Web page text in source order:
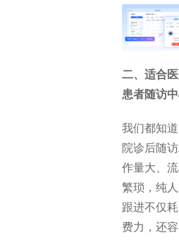
二、适合
患者随访
我们都知
院诊后随
作量大、
繁琐，纯
跟进不仅
费力，还